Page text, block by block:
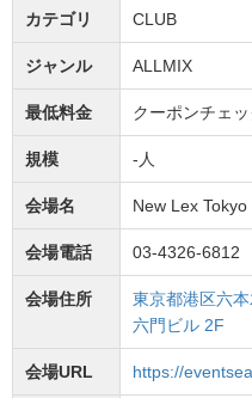
カテゴリ CLUB
ジャンル ALLMIX
最低料金 クーポンチェッ
規模 -人
会場名 New Lex
会場電話 03-4326-6812
会場住所
東京都港区六
六門ビル 2F
会場URL https://